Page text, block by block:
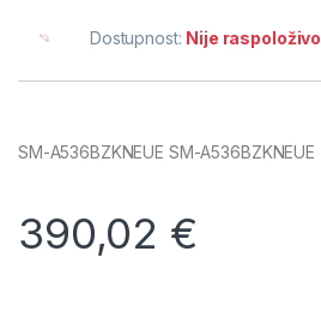
Dostupnost: Nije raspoloživo
SM-A536BZKNEUE SM-A536BZKNEUE
390,02 €